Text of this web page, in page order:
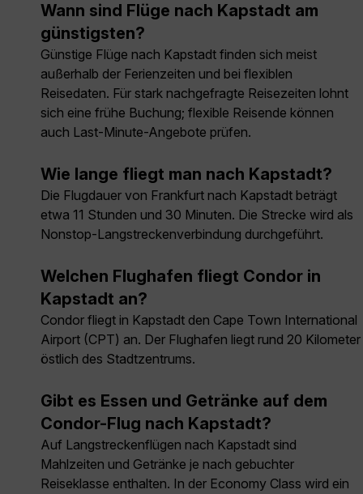
Wann sind Flüge nach Kapstadt am
günstigsten?
Günstige Flüge nach Kapstadt finden sich meist
außerhalb der Ferienzeiten und bei flexiblen
Reisedaten. Für stark nachgefragte Reisezeiten lohnt
sich eine frühe Buchung; flexible Reisende können
auch Last-Minute-Angebote prüfen.
Wie lange fliegt man nach Kapstadt?
Die Flugdauer von Frankfurt nach Kapstadt beträgt
etwa 11 Stunden und 30 Minuten. Die Strecke wird als
Nonstop-Langstreckenverbindung durchgeführt.
Welchen Flughafen fliegt Condor in
Kapstadt an?
Condor fliegt in Kapstadt den Cape Town International
Airport (CPT) an. Der Flughafen liegt rund 20 Kilometer
östlich des Stadtzentrums.
Gibt es Essen und Getränke auf dem
Condor-Flug nach Kapstadt?
Auf Langstreckenflügen nach Kapstadt sind
Mahlzeiten und Getränke je nach gebuchter
Reiseklasse enthalten. In der Economy Class wird ein